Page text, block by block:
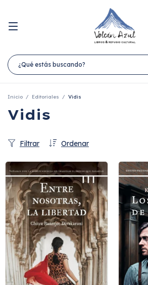
Inicio / Editoriales / Vidis
Vidis
Ordenar
Filtrar